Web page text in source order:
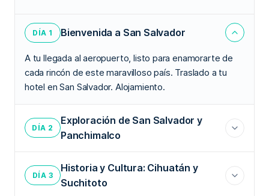
DÍA 1 Bienvenida a San Salvador
A tu llegada al aeropuerto, listo para enamorarte de
cada rincón de este maravilloso país. Traslado a tu
hotel en San Salvador. Alojamiento.
DÍA 2
Exploración de San Salvador y
Panchimalco
DÍA 3
Historia y Cultura: Cihuatán y
Suchitoto